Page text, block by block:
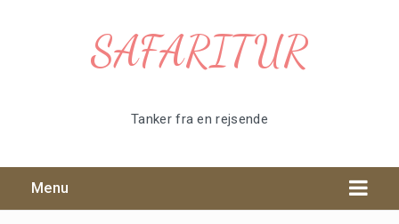
SAFARITUR
Tanker fra en rejsende
Menu